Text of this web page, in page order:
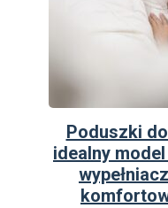
Poduszki
idealny